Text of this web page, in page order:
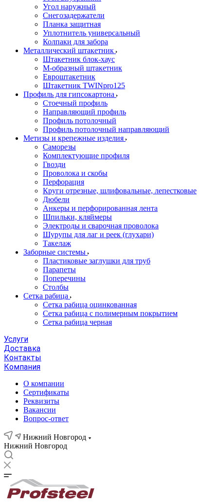
Угол наружный
Снегозадержатели
Планка защитная
Уплотнитель универсальный
Колпаки для забора
Металлический штакетник
Штакетник блок-хаус
М-образный штакетник
Евроштакетник
Штакетник TWINpro125
Профиль для гипсокартона
Стоечный профиль
Направляющий профиль
Профиль потолочный
Профиль потолочный направляющий
Метизы и крепежные изделия
Саморезы
Комплектующие профиля
Гвозди
Проволока и скобы
Перфорация
Круги отрезные, шлифовальные, лепестковые
Дюбели
Анкеры и перфорированная лента
Шпильки, кляймеры
Электроды и сварочная проволока
Шурупы для лаг и реек (глухари)
Такелаж
Заборные системы
Пластиковые заглушки для труб
Парапеты
Поперечины
Столбы
Сетка рабица
Сетка рабица оцинкованная
Сетка рабица с полимерным покрытием
Сетка рабица черная
Услуги
Доставка
Контакты
Компания
О компании
Сертификаты
Реквизиты
Вакансии
Вопрос-ответ
Нижний Новгород
Нижний Новгород